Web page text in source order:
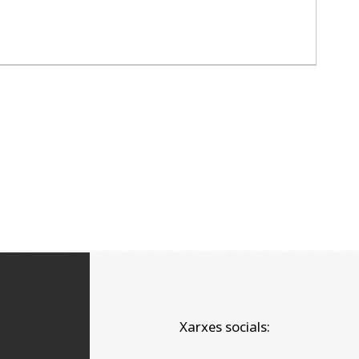
Xarxes socials: